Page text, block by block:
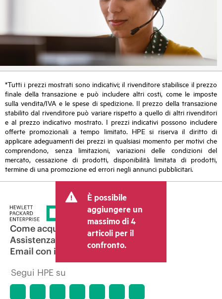
*Tutti i prezzi mostrati sono indicativi; il rivenditore stabilisce il prezzo
finale della transazione e può includere altri costi, come le imposte
sulla vendita/IVA e le spese di spedizione. Il prezzo della transazione
stabilito dal rivenditore può variare rispetto a quello di altri rivenditori
e al prezzo indicativo mostrato. I prezzi indicativi possono includere
offerte promozionali a tempo limitato. HPE si riserva il diritto di
applicare adeguamenti dei prezzi in qualsiasi momento per motivi che
comprendono, senza limitazioni, variazioni delle condizioni del
mercato, cessazione di prodotti, disponibilità limitata di prodotti,
termine di una promozione ed errori negli annunci pubblicitari.
È possibile
aggiungere un
massimo di 4
articoli per il
confronto.
Come acquistare
Assistenza per i prodotti
Email con il commerciale
Segui HPE su